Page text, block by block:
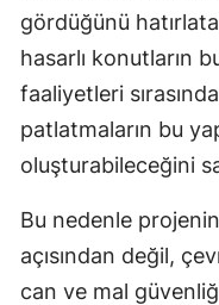
gördüğünü
hasarlı konutların
faaliyetleri
patlatmaların bu
oluşturabileceğini
Bu nedenle
açısından değil,
can ve mal